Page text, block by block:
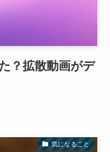
？拡散動画がデ
気になること